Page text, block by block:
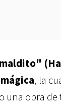
, la
una obra